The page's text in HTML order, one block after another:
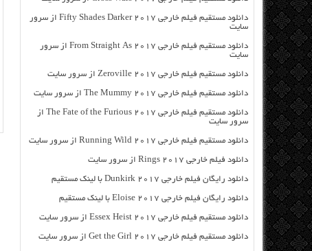
دانلود مستقیم فیلم خارجی Fifty Shades Darker 2017 از سرور
سایت
دانلود مستقیم فیلم خارجی From Straight As 2017 از سرور
سایت
دانلود مستقیم فیلم خارجی Zeroville 2017 از سرور سایت
دانلود مستقیم فیلم خارجی The Mummy 2017 از سرور سایت
دانلود مستقیم فیلم خارجی The Fate of the Furious 2017 از
سرور سایت
دانلود مستقیم فیلم خارجی Running Wild 2017 از سرور سایت
دانلود فیلم خارجی Rings 2017 از سرور سایت
دانلود رایگان فیلم خارجی Dunkirk 2017 با لینک مستقیم
دانلود رایگان فیلم خارجی Eloise 2017 با لینک مستقیم
دانلود مستقیم فیلم خارجی Essex Heist 2017 از سرور سایت
دانلود مستقیم فیلم خارجی Get the Girl 2017 از سرور سایت